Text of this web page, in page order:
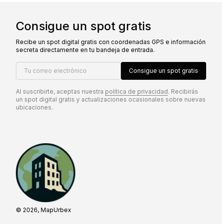
© 2026, MapUrbex
Consigue un spot gratis
Recibe un spot digital gratis con coordenadas GPS e información
secreta directamente en tu bandeja de entrada.
Tu correo electrónico Consigue un spot gratis
Al suscribirte, aceptas nuestra política de privacidad. Recibirás
un spot digital gratis y actualizaciones ocasionales sobre nuevas
ubicaciones.